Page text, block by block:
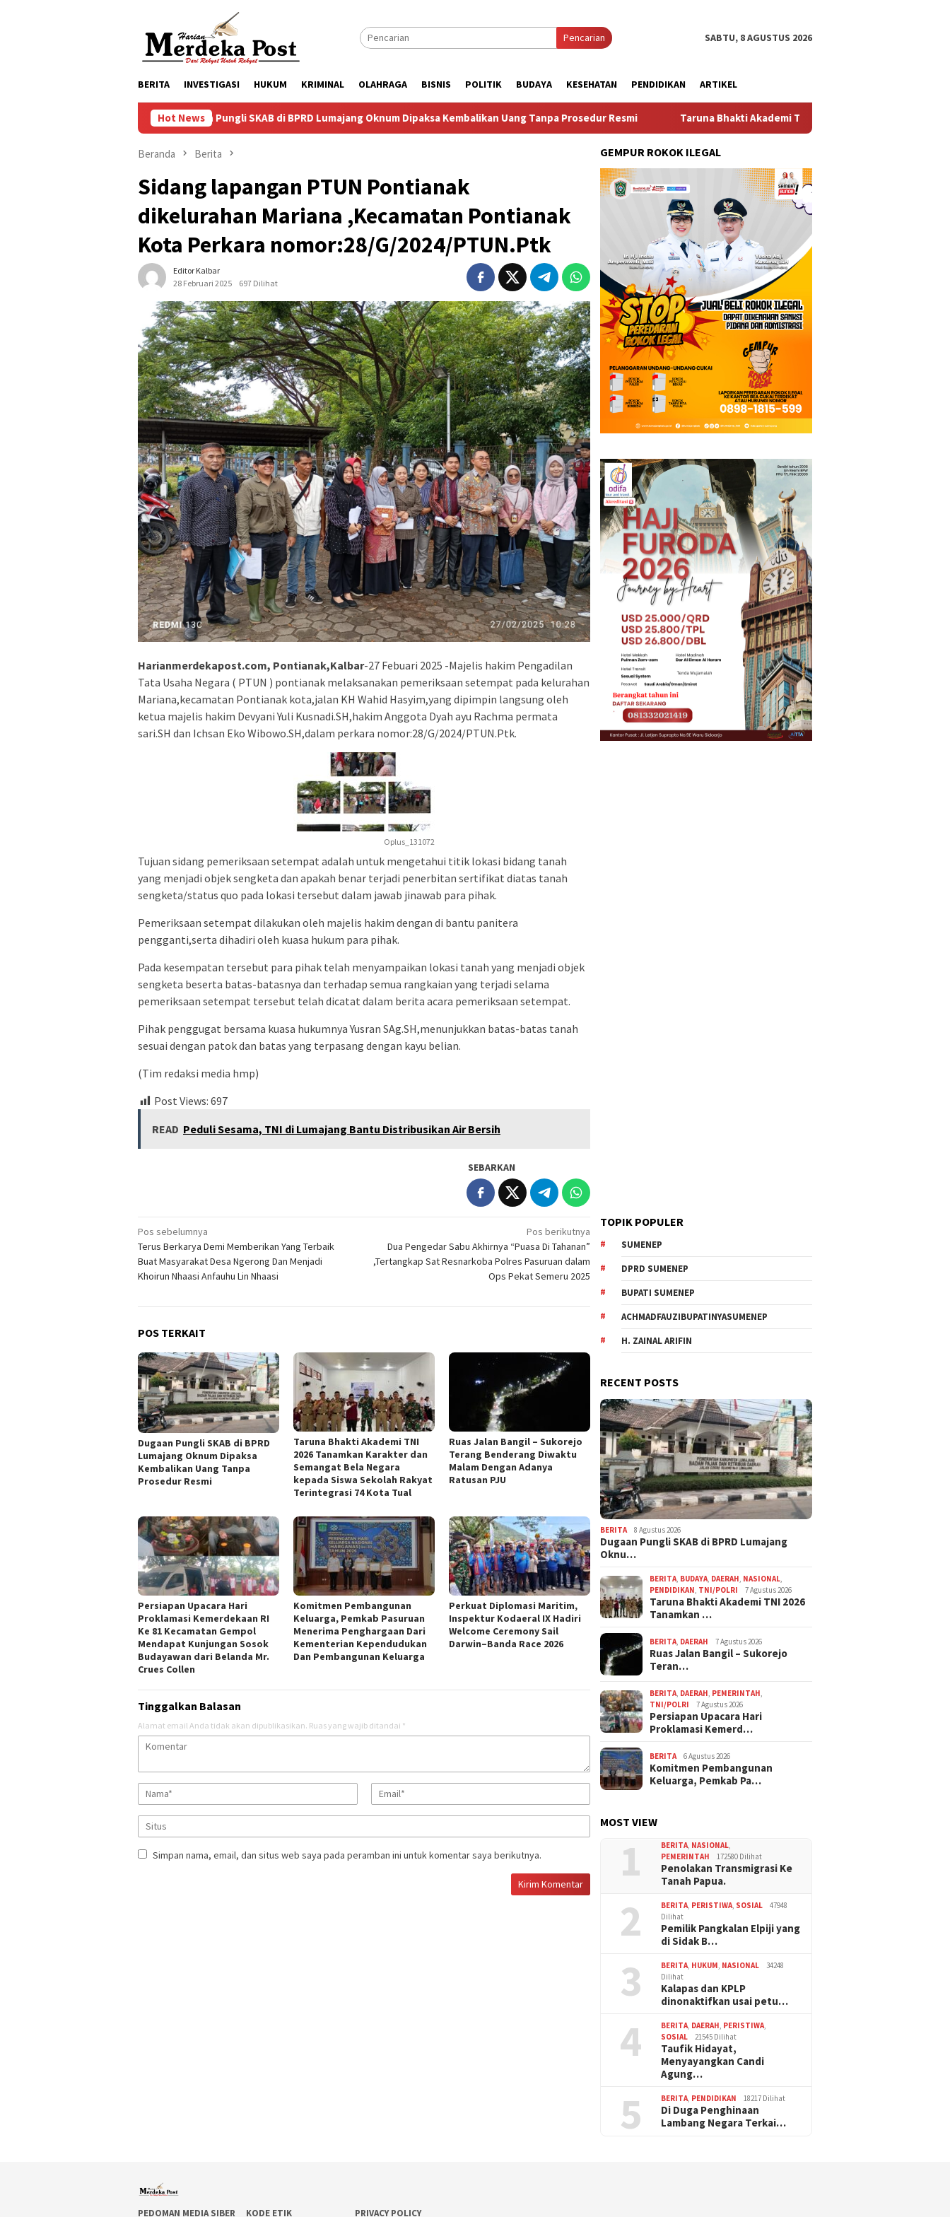
Pencarian SABTU, 8 AGUSTUS 2026
BERITA INVESTIGASI HUKUM KRIMINAL OLAHRAGA BISNIS POLITIK BUDAYA KESEHATAN PENDIDIKAN ARTIKEL
Hot News
Dugaan Pungli SKAB di BPRD Lumajang Oknum Dipaksa Kembalikan Uang Tanpa Prosedur Resmi Taruna Bhakti Akademi TNI 2026 Tanamkan Karakter dan Semangat Bela
Beranda Berita
Sidang lapangan PTUN Pontianak
dikelurahan Mariana ,Kecamatan Pontianak
Kota Perkara nomor:28/G/2024/PTUN.Ptk
Editor Kalbar
28 Februari 2025
697 Dilihat
Harianmerdekapost.com, Pontianak,Kalbar-27 Febuari 2025 -Majelis hakim Pengadilan
Tata Usaha Negara ( PTUN ) pontianak melaksanakan pemeriksaan setempat pada kelurahan
Mariana,kecamatan Pontianak kota,jalan KH Wahid Hasyim,yang dipimpin langsung oleh
ketua majelis hakim Devyani Yuli Kusnadi.SH,hakim Anggota Dyah ayu Rachma permata
sari.SH dan Ichsan Eko Wibowo.SH,dalam perkara nomor:28/G/2024/PTUN.Ptk.
Oplus_131072
Tujuan sidang pemeriksaan setempat adalah untuk mengetahui titik lokasi bidang tanah
yang menjadi objek sengketa dan apakah benar terjadi penerbitan sertifikat diatas tanah
sengketa/status quo pada lokasi tersebut dalam jawab jinawab para pihak.
Pemeriksaan setempat dilakukan oleh majelis hakim dengan di bantu panitera
pengganti,serta dihadiri oleh kuasa hukum para pihak.
Pada kesempatan tersebut para pihak telah menyampaikan lokasi tanah yang menjadi objek
sengketa beserta batas-batasnya dan terhadap semua rangkaian yang terjadi selama
pemeriksaan setempat tersebut telah dicatat dalam berita acara pemeriksaan setempat.
Pihak penggugat bersama kuasa hukumnya Yusran SAg.SH,menunjukkan batas-batas tanah
sesuai dengan patok dan batas yang terpasang dengan kayu belian.
(Tim redaksi media hmp)
Post Views: 697
READ Peduli Sesama, TNI di Lumajang Bantu Distribusikan Air Bersih
SEBARKAN
Navigasi
pos
Pos sebelumnya
Terus Berkarya Demi Memberikan Yang Terbaik
Buat Masyarakat Desa Ngerong Dan Menjadi
Khoirun Nhaasi Anfauhu Lin Nhaasi
Pos berikutnya
Dua Pengedar Sabu Akhirnya “Puasa Di Tahanan”
,Tertangkap Sat Resnarkoba Polres Pasuruan dalam
Ops Pekat Semeru 2025
POS TERKAIT
Dugaan Pungli SKAB di BPRD
Lumajang Oknum Dipaksa
Kembalikan Uang Tanpa
Prosedur Resmi
Taruna Bhakti Akademi TNI
2026 Tanamkan Karakter dan
Semangat Bela Negara
kepada Siswa Sekolah Rakyat
Terintegrasi 74 Kota Tual
Ruas Jalan Bangil – Sukorejo
Terang Benderang Diwaktu
Malam Dengan Adanya
Ratusan PJU
Persiapan Upacara Hari
Proklamasi Kemerdekaan RI
Ke 81 Kecamatan Gempol
Mendapat Kunjungan Sosok
Budayawan dari Belanda Mr.
Crues Collen
Komitmen Pembangunan
Keluarga, Pemkab Pasuruan
Menerima Penghargaan Dari
Kementerian Kependudukan
Dan Pembangunan Keluarga
Perkuat Diplomasi Maritim,
Inspektur Kodaeral IX Hadiri
Welcome Ceremony Sail
Darwin–Banda Race 2026
Tinggalkan Balasan
Alamat email Anda tidak akan dipublikasikan. Ruas yang wajib ditandai *
Simpan nama, email, dan situs web saya pada peramban ini untuk komentar saya berikutnya.
GEMPUR ROKOK ILEGAL
TOPIK POPULER
SUMENEP
DPRD SUMENEP
BUPATI SUMENEP
ACHMADFAUZIBUPATINYASUMENEP
H. ZAINAL ARIFIN
RECENT POSTS
BERITA 8 Agustus 2026
Dugaan Pungli SKAB di BPRD Lumajang
Oknu…
BERITA, BUDAYA, DAERAH, NASIONAL,
PENDIDIKAN, TNI/POLRI 7 Agustus 2026
Taruna Bhakti Akademi TNI 2026
Tanamkan …
BERITA, DAERAH 7 Agustus 2026
Ruas Jalan Bangil – Sukorejo
Teran…
BERITA, DAERAH, PEMERINTAH,
TNI/POLRI
7 Agustus 2026
Persiapan Upacara Hari
Proklamasi Kemerd…
BERITA 6 Agustus 2026
Komitmen Pembangunan
Keluarga, Pemkab Pa…
MOST VIEW
1 BERITA, NASIONAL,
PEMERINTAH
172580 Dilihat
Penolakan Transmigrasi Ke
Tanah Papua.
2 BERITA, PERISTIWA, SOSIAL
47948
Dilihat
Pemilik Pangkalan Elpiji yang
di Sidak B…
3 BERITA, HUKUM, NASIONAL
34248
Dilihat
Kalapas dan KPLP
dinonaktifkan usai petu…
4 BERITA, DAERAH, PERISTIWA,
SOSIAL
21545 Dilihat
Taufik Hidayat,
Menyayangkan Candi
Agung…
5 BERITA, PENDIDIKAN 18217 Dilihat
Di Duga Penghinaan
Lambang Negara Terkai…
PEDOMAN MEDIA SIBER KODE ETIK PRIVACY POLICY